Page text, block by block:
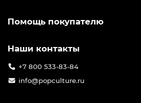
Помощь покупателю
Наши контакты
+7 800 533-83-84
info@popculture.ru